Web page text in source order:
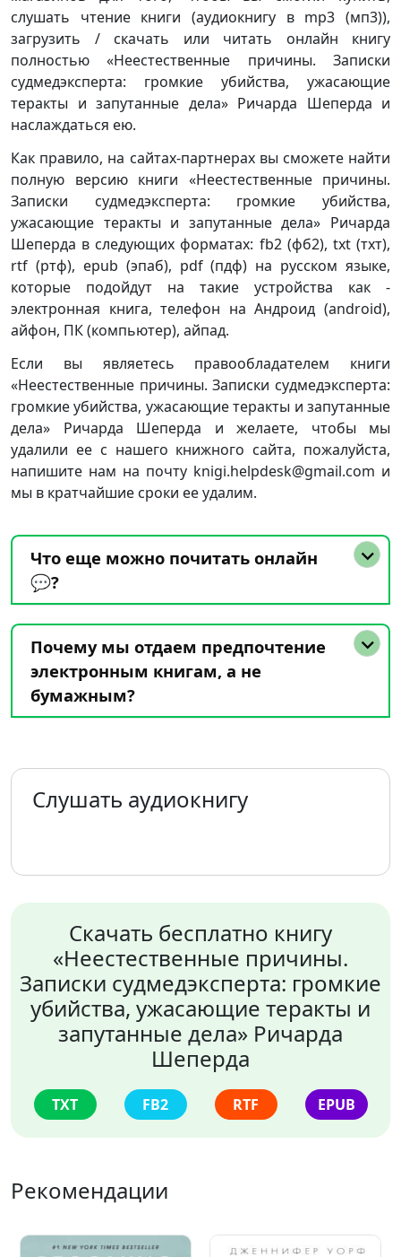
слушать чтение книги (аудиокнигу в mp3 (мп3)),
загрузить / скачать или читать онлайн книгу
полностью «Неестественные причины. Записки
судмедэксперта: громкие убийства, ужасающие
теракты и запутанные дела» Ричарда Шеперда и
наслаждаться ею.
Как правило, на сайтах-партнерах вы сможете найти
полную версию книги «Неестественные причины.
Записки судмедэксперта: громкие убийства,
ужасающие теракты и запутанные дела» Ричарда
Шеперда в следующих форматах: fb2 (фб2), txt (тхт),
rtf (ртф), epub (эпаб), pdf (пдф) на русском языке,
которые подойдут на такие устройства как -
электронная книга, телефон на Андроид (android),
айфон, ПК (компьютер), айпад.
Если вы являетесь правообладателем книги
«Неестественные причины. Записки судмедэксперта:
громкие убийства, ужасающие теракты и запутанные
дела» Ричарда Шеперда и желаете, чтобы мы
удалили ее с нашего книжного сайта, пожалуйста,
напишите нам на почту knigi.helpdesk@gmail.com и
мы в кратчайшие сроки ее удалим.
Что еще можно почитать онлайн
💬?
Почему мы отдаем предпочтение
электронным книгам, а не
бумажным?
Слушать аудиокнигу
Скачать бесплатно книгу
«Неестественные причины.
Записки судмедэксперта: громкие
убийства, ужасающие теракты и
запутанные дела» Ричарда
Шеперда
TXT FB2 RTF EPUB
Рекомендации